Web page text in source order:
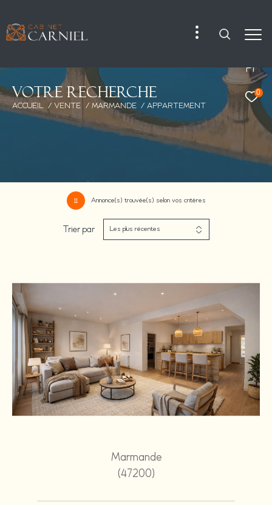
Fr
0
Votre recherche
ACCUEIL VENTE MARMANDE APPARTEMENT
11 Annonce(s) trouvée(s) selon vos critères
Trier par Les plus récentes
Marmande
(47200)